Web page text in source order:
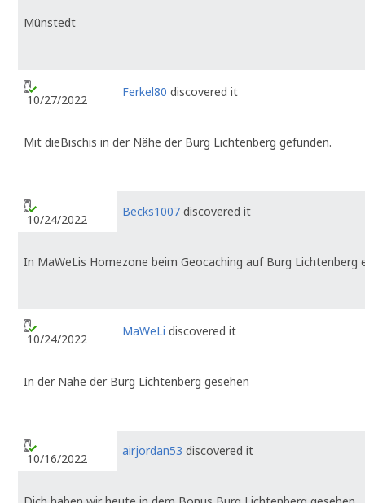
Münstedt
10/27/2022 Ferkel80 discovered it
Mit dieBischis in der Nähe der Burg Lichtenberg gefunden.
10/24/2022 Becks1007 discovered it
In MaWeLis Homezone beim Geocaching auf Burg Lichtenberg
10/24/2022 MaWeLi discovered it
In der Nähe der Burg Lichtenberg gesehen
10/16/2022 airjordan53 discovered it